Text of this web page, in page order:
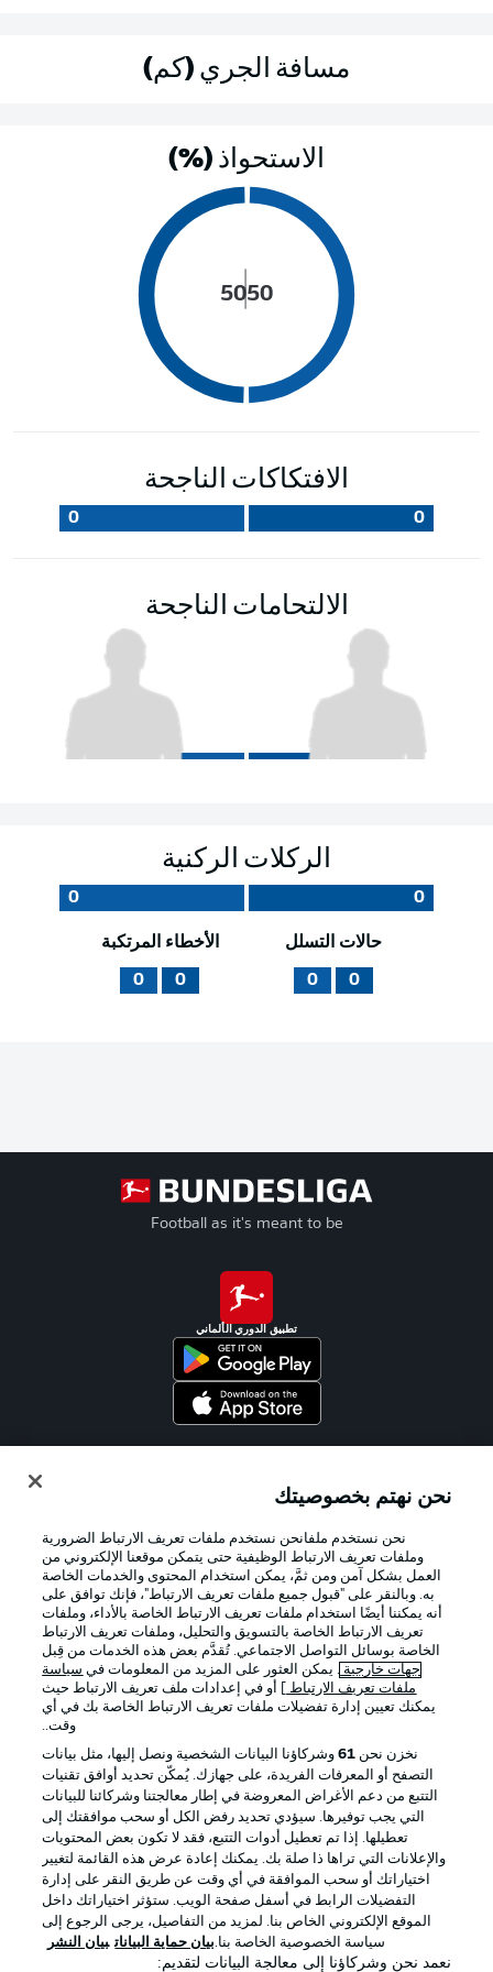
مسافة الجري (كم)
الاستحواذ (%)
50
50
الافتكاكات الناجحة
0
0
الالتحامات الناجحة
الركلات الركنية
0
0
حالات التسلل
0
0
الأخطاء المرتكبة
0
0
Football as it's meant to be
تطبيق الدوري الألماني
الإعلانات الإخطارات القانونية
شروط الاستخدام الوظائف
جهة النشر تواصل معنا
اللاعبون
نحن نهتم بخصوصيتك
نحن نستخدم ملفانحن نستخدم ملفات تعريف الارتباط الضرورية
وملفات تعريف الارتباط الوظيفية حتى يتمكن موقعنا الإلكتروني من
العمل بشكل آمن ومن ثمَّ، يمكن استخدام المحتوى والخدمات الخاصة
به. وبالنقر على "قبول جميع ملفات تعريف الارتباط"، فإنك توافق على
أنه يمكننا أيضًا استخدام ملفات تعريف الارتباط الخاصة بالأداء، وملفات
تعريف الارتباط الخاصة بالتسويق والتحليل، وملفات تعريف الارتباط
الخاصة بوسائل التواصل الاجتماعي. تُقدَّم بعض هذه الخدمات من قِبل
جهات خارجية . يمكن العثور على المزيد من المعلومات في سياسة
ملفات تعريف الارتباط
] أو في إعدادات ملف تعريف الارتباط حيث
يمكنك تعيين إدارة تفضيلات ملفات تعريف الارتباط الخاصة بك في أي
وقت..
نخزن نحن 61وشركاؤنا البيانات الشخصية ونصل إليها، مثل بيانات
التصفح أو المعرفات الفريدة، على جهازك. يُمكّن تحديد أوافق تقنيات
التتبع من دعم الأغراض المعروضة في إطار معالجتنا وشركائنا للبيانات
التي يجب توفيرها. سيؤدي تحديد رفض الكل أو سحب موافقتك إلى
تعطيلها. إذا تم تعطيل أدوات التتبع، فقد لا تكون بعض المحتويات
والإعلانات التي تراها ذا صلة بك. يمكنك إعادة عرض هذه القائمة لتغيير
اختياراتك أو سحب الموافقة في أي وقت عن طريق النقر على إدارة
التفضيلات الرابط في أسفل صفحة الويب. ستؤثر اختياراتك داخل
الموقع الإلكتروني الخاص بنا. لمزيد من التفاصيل، يرجى الرجوع إلى
سياسة الخصوصية الخاصة بنا.بيان حماية البيانات بيان النشر
نعمد نحن وشركاؤنا إلى معالجة البيانات لتقديم: